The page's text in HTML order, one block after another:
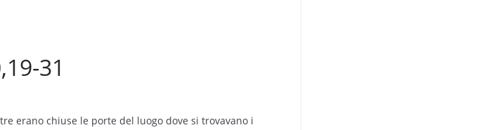
31
erano chiuse le porte del luogo dove si trovavano i